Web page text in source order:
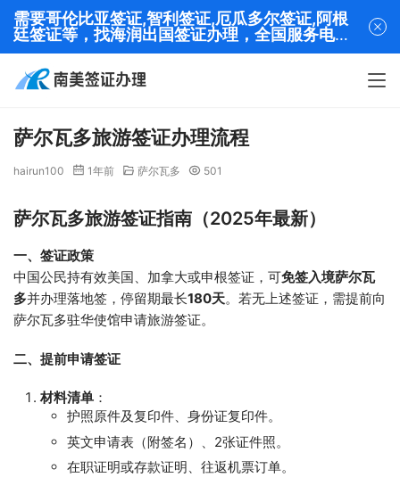
萨尔瓦多旅游签证办理流程
hairun100 1年前 萨尔瓦多 501
萨尔瓦多旅游签证指南（2025年最新）
一、签证政策
中国公民持有效美国、加拿大或申根签证，可免签入境萨尔瓦
多并办理落地签，停留期最长180天。若无上述签证，需提前向
萨尔瓦多驻华使馆申请旅游签证。
二、提前申请签证
材料清单 ：
护照原件及复印件、身份证复印件。
英文申请表（附签名）、2张证件照。
在职证明或存款证明、往返机票订单。
需要哥伦比亚签证,智利签证,厄瓜多尔签证,阿根
廷签证等，找海润出国签证办理，全国服务电话
13320282001